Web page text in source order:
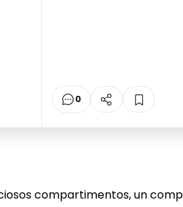
0
compartimentos, un